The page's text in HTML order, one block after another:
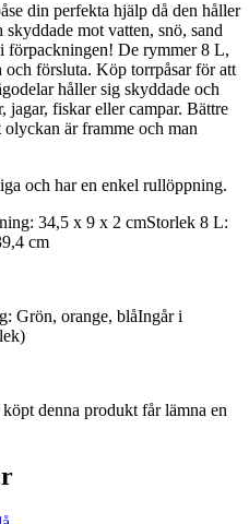
din perfekta hjälp då den håller
mot vatten, snö, sand
förpackningen! De rymmer 8 L,
försluta. Köp torrpåsar för att
håller sig skyddade och
jagar, fiskar eller campar. Bättre
är framme och man
och har en enkel rullöppning.
34,5 x 9 x 2 cmStorlek 8 L:
cm
Grön, orange, blåIngår i
denna produkt får lämna en